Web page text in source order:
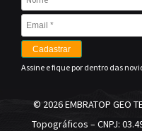
Cadastrar
Assine e fique por dentro das
© 2026 EMBRATOP GEO
Topográficos –CNPJ: